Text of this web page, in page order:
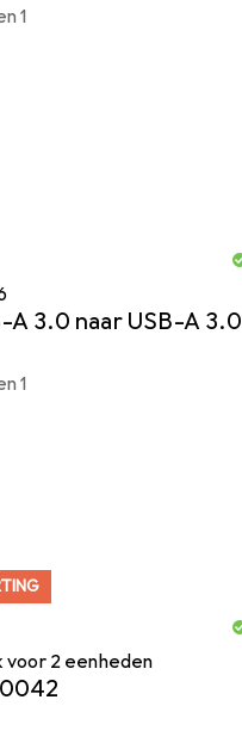
1
A 3.0 naar USB-A 3.0
1
voor 2 eenheden